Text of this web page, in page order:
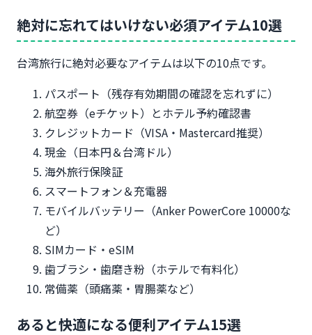
絶対に忘れてはいけない必須アイテム10選
台湾旅行に絶対必要なアイテムは以下の10点です。
パスポート（残存有効期間の確認を忘れずに）
航空券（eチケット）とホテル予約確認書
クレジットカード（VISA・Mastercard推奨）
現金（日本円＆台湾ドル）
海外旅行保険証
スマートフォン＆充電器
モバイルバッテリー（Anker PowerCore 10000な
ど）
SIMカード・eSIM
歯ブラシ・歯磨き粉（ホテルで有料化）
常備薬（頭痛薬・胃腸薬など）
あると快適になる便利アイテム15選